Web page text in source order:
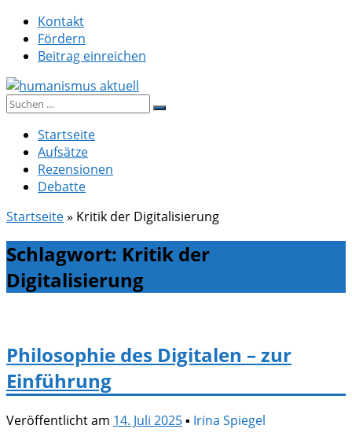
Zum
Inhalt
springen
Kontakt
Fördern
Beitrag einreichen
humanismus aktuell
Suche
Startseite
Aufsätze
Rezensionen
Debatte
Startseite» Kritik der Digitalisierung
Schlagwort: Kritik der
Digitalisierung
Philosophie des Digitalen – zur
Einführung
Veröffentlicht am 14. Juli 2025▪ Irina Spiegel